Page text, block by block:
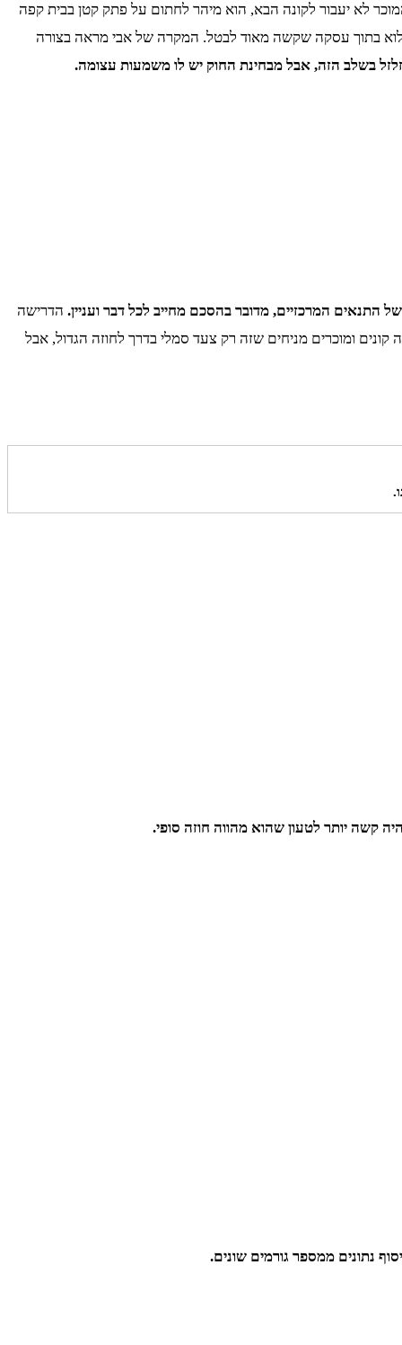
לא יעבור לקונה הבא, הוא מיהר לחתום על פתק קטן בבית קפה
בתוך עסקה שקשה מאוד לבטל. המקרה של אבי מראה בצורה
בשלב הזה, אבל מבחינת החוק יש לו משמעות עצומה.
המרכזיים, מדובר בהסכם מחייב לכל דבר ועניין. הדרישה
ומוכרים מניחים שזה רק צעד סמלי בדרך לחוזה הגדול, אבל
יותר לטעון שהוא מהווה חוזה סופי.
נתונים ממספר גורמים שונים.